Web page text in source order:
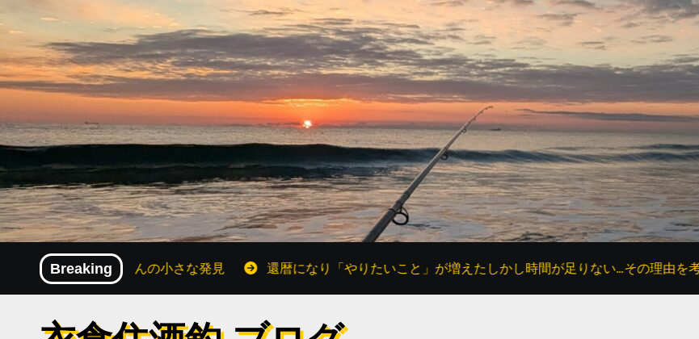
容
を
ス
キ
ッ
プ
Breaking
還暦おじさんの小さな発見 還暦になり「やりたいこと」が増えたしかし時間が足りない…その理由を考えてみた